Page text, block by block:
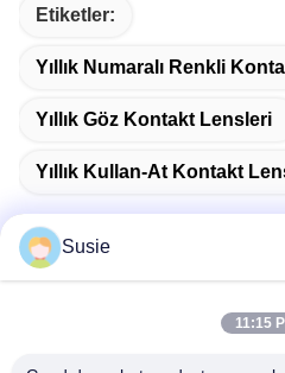
Etiketler:
Yıllık Numaralı Renkli
Yıllık Göz Kontakt Lensleri
Yıllık Kullan-At Kontakt
Susie
11:15